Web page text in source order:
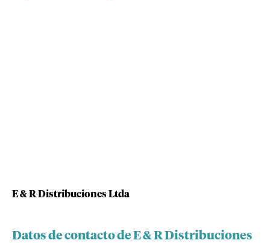
E & R Distribuciones Ltda
Datos de contacto de E & R Distribuciones